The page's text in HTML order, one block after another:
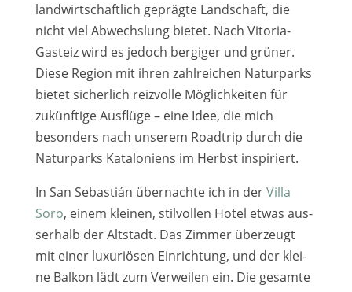
land­wirt­schaft­lich gepräg­te Landschaft, die
nicht viel Abwechslung bie­tet. Nach Vitoria-
Gasteiz wird es jedoch ber­gi­ger und grü­ner.
Diese Region mit ihren zahl­rei­chen Naturparks
bie­tet sicher­lich reiz­vol­le Möglichkeiten für
zukünf­ti­ge Ausflüge – eine Idee, die mich
beson­ders nach unse­rem Roadtrip durch die
Naturparks Kataloniens im Herbst inspi­riert.
In San Sebastián über­nach­te ich in derVilla
Soro, einem klei­nen, stil­vol­len Hotel etwas aus­
ser­halb der Altstadt. Das Zimmer über­zeugt
mit einer luxu­riö­sen Einrichtung, und der klei­
ne Balkon lädt zum Verweilen ein. Die gesam­te